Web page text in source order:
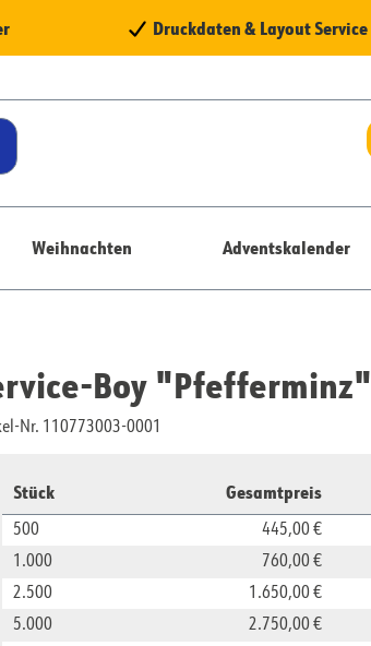
Druckdaten & Layout Service
Weihnachten Adventskalender
Boy "Pfefferminz"
Nr. 110773003-0001
Stück Gesamtpreis
500 445,00 €
1.000
760,00 €
2.500
1.650,00 €
5.000
2.750,00 €